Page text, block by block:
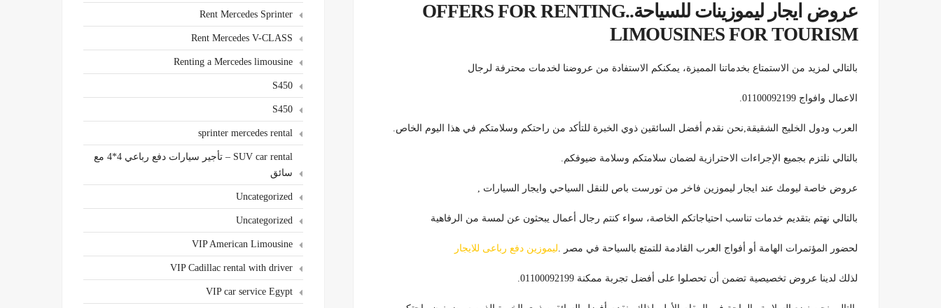
عروض ايجار ليموزينات للسياحة..OFFERS FOR RENTING
LIMOUSINES FOR TOURISM
بالتالي لمزيد من الاستمتاع بخدماتنا المميزة، يمكنكم الاستفادة من عروضنا لخدمات محترفة لرجال
الاعمال وافواج 01100092199.
العرب ودول الخليج الشقيقة,نحن نقدم أفضل السائقين ذوي الخبرة للتأكد من راحتكم وسلامتكم في هذا اليوم الخاص.
بالتالي نلتزم بجميع الإجراءات الاحترازية لضمان سلامتكم وسلامة ضيوفكم.
عروض خاصة ليومك عند ايجار ليموزين فاخر من تورست باص للنقل السياحي وايجار السيارات ,
بالتالي نهتم بتقديم خدمات تناسب احتياجاتكم الخاصة، سواء كنتم رجال أعمال يبحثون عن لمسة من الرفاهية
لحضور المؤتمرات الهامة أو أفواج العرب القادمة للتمتع بالسياحة في مصر .ليموزين دفع رباعى للايجار
لذلك لدينا عروض تخصيصية تضمن أن تحصلوا على أفضل تجربة ممكنة 01100092199.
Rent Mercedes Sprinter
Rent Mercedes V-CLASS
Renting a Mercedes limousine
S450
S450
sprinter mercedes rental
SUV car rental – تأجير سيارات دفع رباعي 4*4 مع
سائق
Uncategorized
Uncategorized
VIP American Limousine
VIP Cadillac rental with driver
VIP car service Egypt